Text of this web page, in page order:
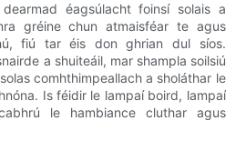
éagsúlacht foinsí solais a
gréine chun atmaisféar te agus
fiú tar éis don ghrian dul síos.
a shuiteáil, mar shampla soilsiú
comhthimpeallach a sholáthar le
Is féidir le lampaí boird, lampaí
le hambiance cluthar agus